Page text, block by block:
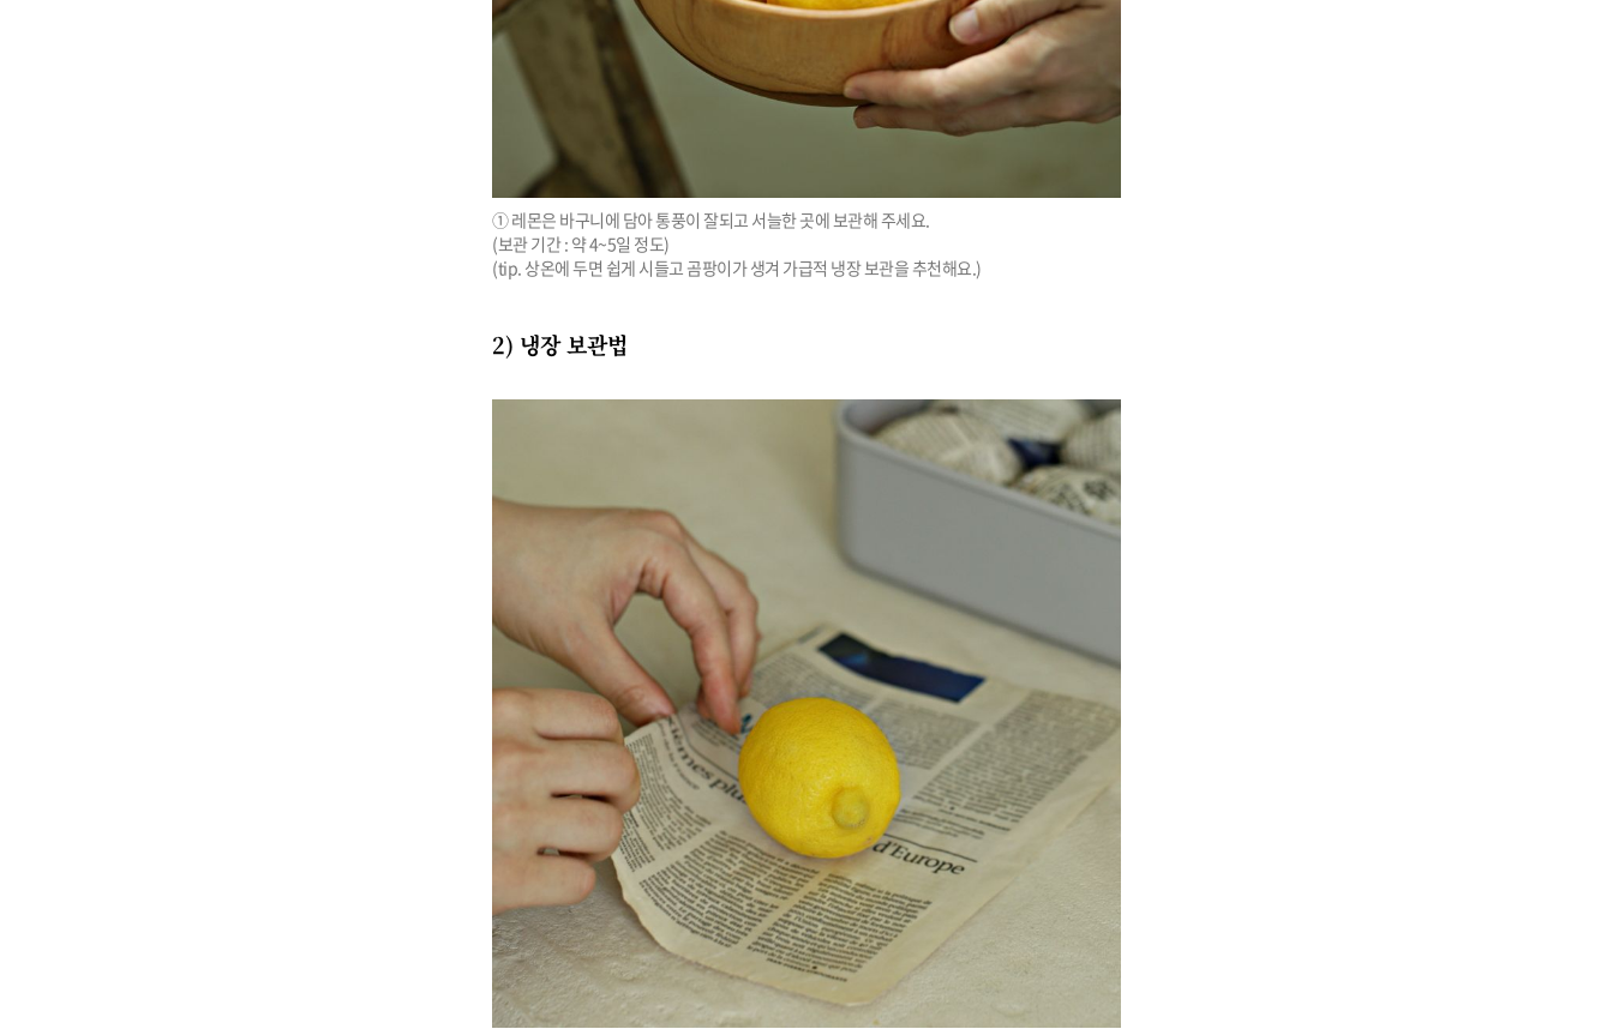
① 레몬은 바구니에 담아 통풍이 잘되고 서늘한 곳에 보관해 주세요.
(보관 기간 : 약 4~5일 정도)
(tip. 상온에 두면 쉽게 시들고 곰팡이가 생겨 가급적 냉장 보관을 추천해요.)
2) 냉장 보관법